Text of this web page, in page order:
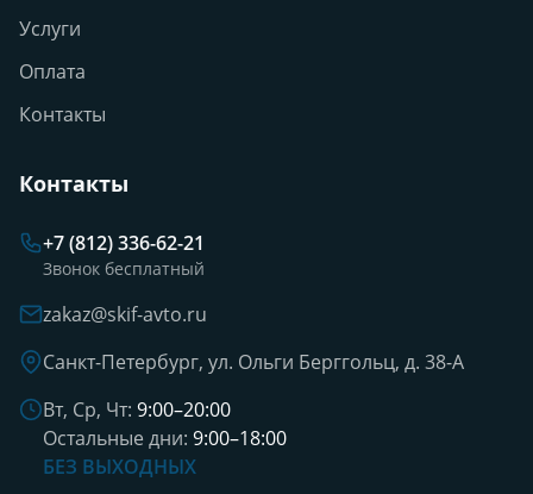
Услуги
Оплата
Контакты
Контакты
+7 (812) 336-62-21
Звонок бесплатный
zakaz@skif-avto.ru
Санкт-Петербург, ул. Ольги Берггольц, д. 38-А
Вт, Ср, Чт: 9:00–20:00
Остальные дни: 9:00–18:00
БЕЗ ВЫХОДНЫХ